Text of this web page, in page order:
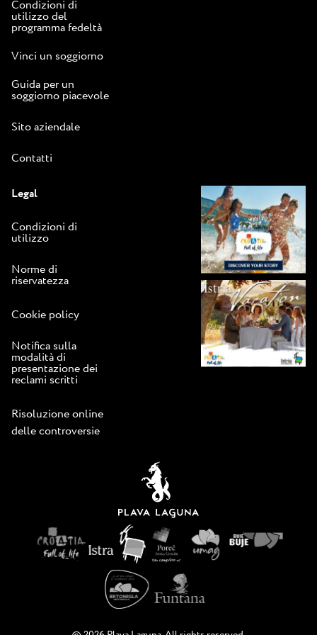
Condizioni di
utilizzo del
programma fedeltà
Vinci un soggiorno
Guida per un
soggiorno piacevole
Sito aziendale
Contatti
Legal
Condizioni di
utilizzo
Norme di
riservatezza
Cookie policy
Notifica sulla
modalità di
presentazione dei
reclami scritti
Risoluzione online
delle controversie